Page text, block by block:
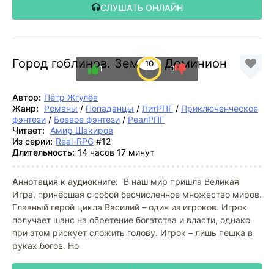
СЛУШАТЬ ОНЛАЙН
Город гоблинов. Земной Доминион
10
1 0
Автор: Пётр Жгулёв
Жанр:
Романы / Попаданцы / ЛитРПГ / Приключенческое
фэнтези / Боевое фэнтези / РеалРПГ
Читает:
Амир Шакиров
Из серии: Real-RPG #12
Длительность: 14 часов 17 минут
Аннотация к аудиокниге:
В наш мир пришла Великая
Игра, принёсшая с собой бесчисленное множество миров.
Главный герой цикла Василий – один из игроков. Игрок
получает шанс на обретение богатства и власти, однако
при этом рискует сложить голову. Игрок – лишь пешка в
руках богов. Но